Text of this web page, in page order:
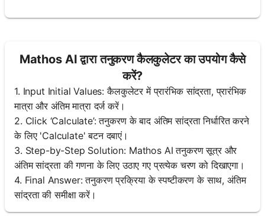
Mathos AI द्वारा तनुकरण कैलकुलेटर का उपयोग कैसे
करें?
1. Input Initial Values: कैलकुलेटर में प्रारंभिक सांद्रता, प्रारंभिक
मात्रा और अंतिम मात्रा दर्ज करें।
2. Click ‘Calculate’: तनुकरण के बाद अंतिम सांद्रता निर्धारित करने
के लिए 'Calculate' बटन दबाएं।
3. Step-by-Step Solution: Mathos AI तनुकरण सूत्र और
अंतिम सांद्रता की गणना के लिए उठाए गए प्रत्येक चरण को दिखाएगा।
4. Final Answer: तनुकरण प्रक्रिया के स्पष्टीकरण के साथ, अंतिम
सांद्रता की समीक्षा करें।